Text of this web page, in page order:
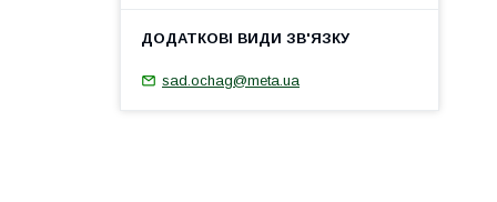
sad.ochag@meta.ua